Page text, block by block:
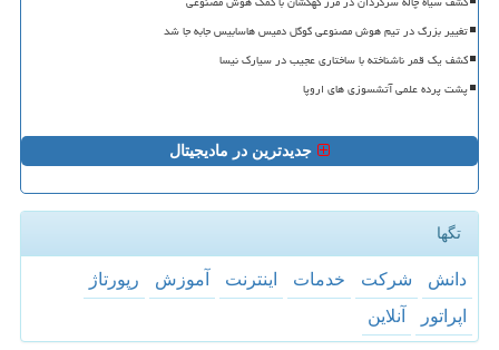
تغییر بزرگ در تیم هوش مصنوعی گوگل دمیس هاسابیس جابه جا شد
کشف یک قمر ناشناخته با ساختاری عجیب در سیارک نیسا
پشت پرده علمی آتشسوزی های اروپا
جدیدترین در مادیجیتال
تگها
دانش شركت خدمات اینترنت آموزش
رپورتاژ
اپراتور
آنلاین